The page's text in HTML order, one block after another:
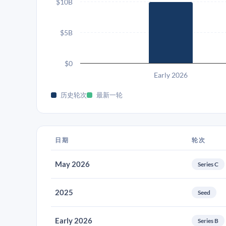
Early 2026
$0
$5B
$10B
历史轮次 最新一轮
日期 轮次
May 2026 Series C
2025 Seed
Early 2026 Series B